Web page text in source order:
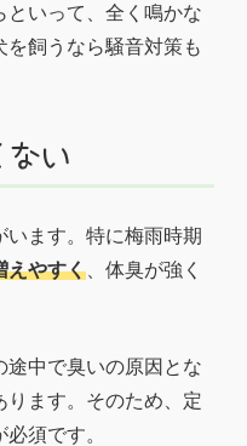
といって、全く鳴かな
飼うなら騒音対策も
ない
ます。特に梅雨時期
えやすく、体臭が強く
途中で臭いの原因とな
ります。そのため、定
須です。